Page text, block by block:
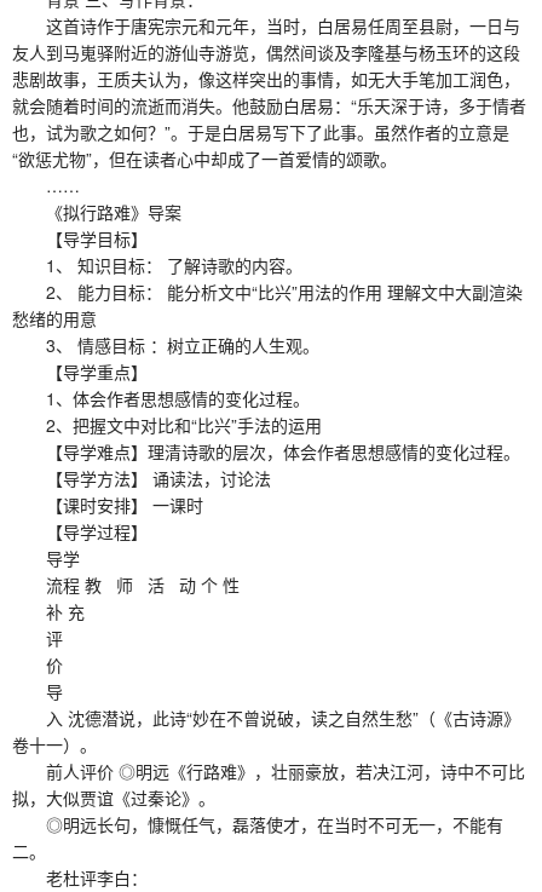
这首诗作于唐宪宗元和元年，当时，白居易任周至县尉，一日与
友人到马嵬驿附近的游仙寺游览，偶然间谈及李隆基与杨玉环的这段
悲剧故事，王质夫认为，像这样突出的事情，如无大手笔加工润色，
就会随着时间的流逝而消失。他鼓励白居易：“乐天深于诗，多于情者
也，试为歌之如何？”。于是白居易写下了此事。虽然作者的立意是
“欲惩尤物”，但在读者心中却成了一首爱情的颂歌。
……
《拟行路难》导案
【导学目标】
1、 知识目标： 了解诗歌的内容。
2、 能力目标： 能分析文中“比兴”用法的作用 理解文中大副渲染
愁绪的用意
3、 情感目标 ：树立正确的人生观。
【导学重点】
1、体会作者思想感情的变化过程。
2、把握文中对比和“比兴”手法的运用
【导学难点】理清诗歌的层次，体会作者思想感情的变化过程。
【导学方法】 诵读法，讨论法
【课时安排】 一课时
【导学过程】
导学
流程 教 师 活 动 个 性
补 充
评
价
导
入 沈德潜说，此诗“妙在不曾说破，读之自然生愁”（《古诗源》
卷十一）。
前人评价 ◎明远《行路难》，壮丽豪放，若决江河，诗中不可比
拟，大似贾谊《过秦论》。
◎明远长句，慷慨任气，磊落使才，在当时不可无一，不能有
二。
老杜评李白：